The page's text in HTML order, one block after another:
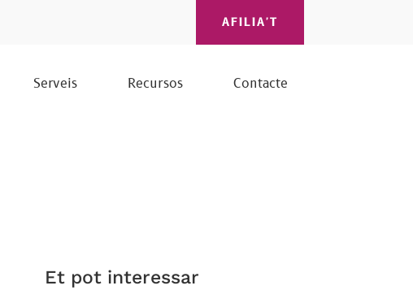
AFILIA'T
Serveis Recursos Contacte
Et pot interessar